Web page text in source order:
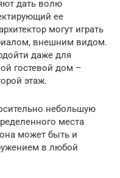
дать волю
ее
могут играть
внешним видом.
даже для
гостевой дом –
этаж.
небольшую
места
может быть и
в любой